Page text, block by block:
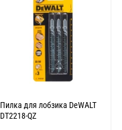
Пилка для лобзика DeWALT
DT2218-QZ